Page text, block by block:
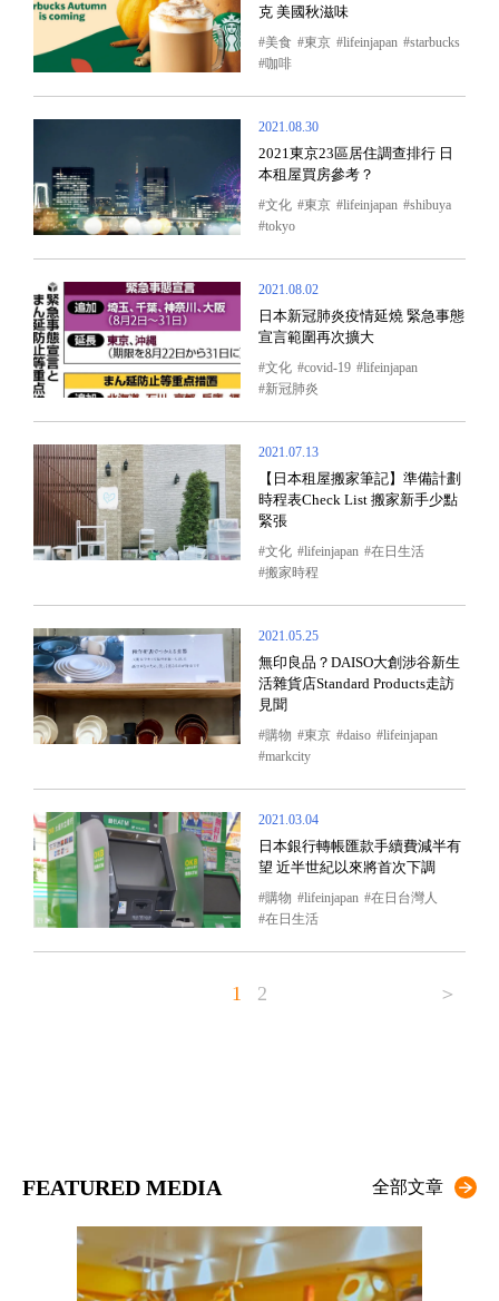
克 美國秋滋味
美食 東京 lifeinjapan
starbucks
咖啡
2021.08.30
2021東京23區居住調查排行 日
本租屋買房參考？
文化 東京 lifeinjapan
shibuya
tokyo
2021.08.02
日本新冠肺炎疫情延燒 緊急事態
宣言範圍再次擴大
文化 covid-19
lifeinjapan
新冠肺炎
2021.07.13
【日本租屋搬家筆記】準備計劃
時程表Check List 搬家新手少點
緊張
文化 lifeinjapan
在日生活
搬家時程
2021.05.25
無印良品？DAISO大創涉谷新生
活雜貨店Standard Products走訪
見聞
購物 東京 daiso
lifeinjapan
markcity
2021.03.04
日本銀行轉帳匯款手續費減半有
望 近半世紀以來將首次下調
購物 lifeinjapan
在日台灣人
在日生活
1 2 ＞
FEATURED MEDIA 全部文章